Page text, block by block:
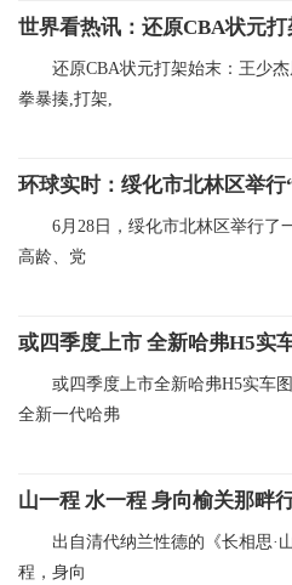
还原CBA状元打架始末：王少
拳暴揍,打架,
环球实时：绥化市北林区举
6月28日，绥化市北林区举行了
高龄、党
或四季度上市 全新哈弗H5实
或四季度上市全新哈弗H5实车
全新一代哈弗
山一程 水一程 身向榆关那畔
出自清代纳兰性德的《长相思·
程，身向